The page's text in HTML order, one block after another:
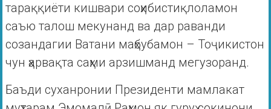
тараққиёти кишвари соҳибистиқлоламон
саъю талош мекунанд ва дар раванди
созандагии Ватани маҳбубамон – Тоҷикистон
чун ҳарвақта саҳми арзишманд мегузоранд.
Баъди суханронии Президенти мамлакат